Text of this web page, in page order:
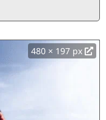
480 × 197 px